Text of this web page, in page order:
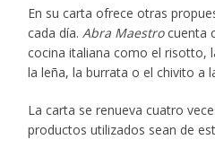
En su carta ofrece otras
cada día.Abra Maestrocuenta
cocina italiana como el risotto,
la leña, la burrata o el chivito a
La carta se renueva cuatro
productos utilizados sean de